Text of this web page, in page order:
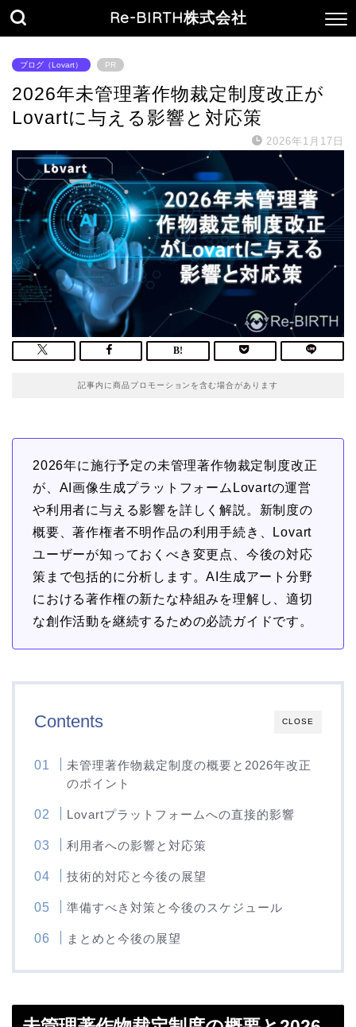
Re-BIRTH株式会社
ブログ（Lovart） PR
2026年未管理著作物裁定制度改正が
Lovartに与える影響と対応策
2026年1月17日
記事内に商品プロモーションを含む場合があります
2026年に施行予定の未管理著作物裁定制度改正
が、AI画像生成プラットフォームLovartの運営
や利用者に与える影響を詳しく解説。新制度の
概要、著作権者不明作品の利用手続き、Lovart
ユーザーが知っておくべき変更点、今後の対応
策まで包括的に分析します。AI生成アート分野
における著作権の新たな枠組みを理解し、適切
な創作活動を継続するための必読ガイドです。
CLOSE
Contents
未管理著作物裁定制度の概要と2026年改正
のポイント
Lovartプラットフォームへの直接的影響
利用者への影響と対応策
技術的対応と今後の展望
準備すべき対策と今後のスケジュール
まとめと今後の展望